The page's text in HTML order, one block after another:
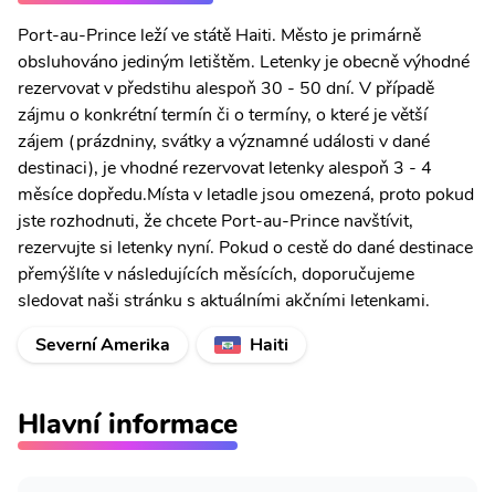
Port-au-Prince leží ve státě Haiti. Město je primárně
obsluhováno jediným letištěm. Letenky je obecně výhodné
rezervovat v předstihu alespoň 30 - 50 dní. V případě
zájmu o konkrétní termín či o termíny, o které je větší
zájem (prázdniny, svátky a významné události v dané
destinaci), je vhodné rezervovat letenky alespoň 3 - 4
měsíce dopředu.Místa v letadle jsou omezená, proto pokud
jste rozhodnuti, že chcete Port-au-Prince navštívit,
rezervujte si letenky nyní. Pokud o cestě do dané destinace
přemýšlíte v následujících měsících, doporučujeme
sledovat naši stránku s aktuálními akčními letenkami.
Severní Amerika
Haiti
Hlavní informace